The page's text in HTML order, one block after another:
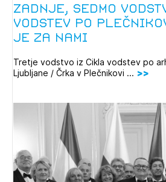
Zadnje, sedmo
vodstev po
je za nami
Tretje vodstvo iz Cikla vodstev po
Ljubljane / Črka v Plečnikovi ...